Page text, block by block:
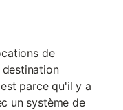
de
destination
parce qu'il y a
un système de